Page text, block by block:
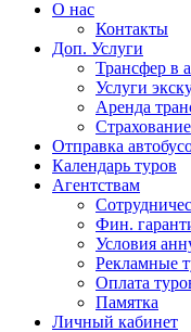
О нас
Контакты
Доп. Услуги
Трансфер в
Услуги
Аренда
Отправка
Календарь туров
Агентствам
Фин.
Условия
Рекламные
Оплата
Памятка
Личный кабинет